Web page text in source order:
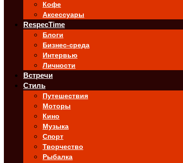
Кофе
Аксессуары
RespecTime
Блоги
Бизнес-среда
Интервью
Личности
Встречи
Стиль
Путешествия
Моторы
Кино
Музыка
Спорт
Творчество
Рыбалка